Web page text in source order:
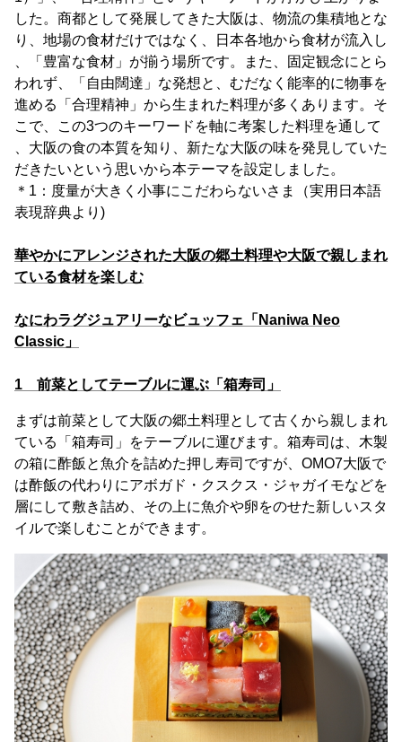
した。商都として発展してきた大阪は、物流の集積地とな
り、地場の食材だけではなく、日本各地から食材が流入し
、「豊富な食材」が揃う場所です。また、固定観念にとら
われず、「自由闊達」な発想と、むだなく能率的に物事を
進める「合理精神」から生まれた料理が多くあります。そ
こで、この3つのキーワードを軸に考案した料理を通して
、大阪の食の本質を知り、新たな大阪の味を発見していた
だきたいという思いから本テーマを設定しました。
＊1：度量が大きく小事にこだわらないさま（実用日本語
表現辞典より)
華やかにアレンジされた大阪の郷土料理や大阪で親しまれ
ている食材を楽しむ
なにわラグジュアリーなビュッフェ「Naniwa Neo
Classic」
1 前菜としてテーブルに運ぶ「箱寿司」
まずは前菜として大阪の郷土料理として古くから親しまれ
ている「箱寿司」をテーブルに運びます。箱寿司は、木製
の箱に酢飯と魚介を詰めた押し寿司ですが、OMO7大阪で
は酢飯の代わりにアボガド・クスクス・ジャガイモなどを
層にして敷き詰め、その上に魚介や卵をのせた新しいスタ
イルで楽しむことができます。